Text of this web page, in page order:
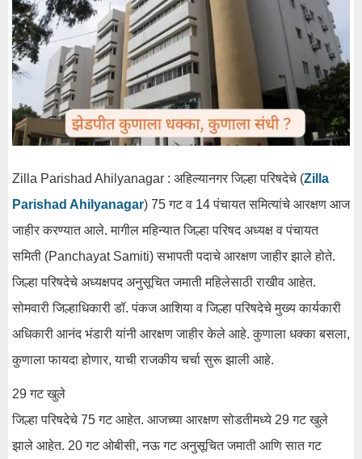
Zilla Parishad Ahilyanagar : अहिल्यानगर जिल्हा परिषदेचे (Zilla
Parishad Ahilyanagar) 75 गट व 14 पंचायत समित्यांचे आरक्षण आज
जाहीर करण्यात आले. मागील महिन्यात जिल्हा परिषद अध्यक्ष व पंचायत
समिती (Panchayat Samiti) सभापती पदाचे आरक्षण जाहीर झाले होते.
जिल्हा परिषदेचे अध्यक्षपद अनुसूचित जमाती महिलेसाठी राखीव आहेत.
सोमवारी जिल्हाधिकारी डॉ. पंकज आशिया व जिल्हा परिषदेचे मुख्य कार्यकारी
अधिकारी आनंद भंडारी यांनी आरक्षण जाहीर केले आहे. कुणाला धक्का बसला,
कुणाला फायदा होणार, याची राजकीय चर्चा सुरू झाली आहे.
29 गट खुले
जिल्हा परिषदेचे 75 गट आहेत. आजच्या आरक्षण सोडतीमध्ये 29 गट खुले
झाले आहेत. 20 गट ओबीसी, नऊ गट अनुसूचित जमाती आणि सात गट